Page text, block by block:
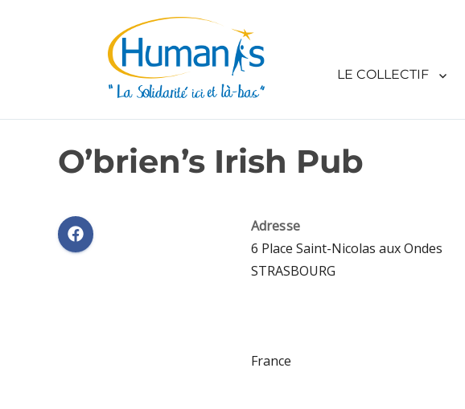
LE COLLECTIF
O’brien’s Irish Pub
Adresse
6 Place Saint-Nicolas aux Ondes
STRASBOURG
France